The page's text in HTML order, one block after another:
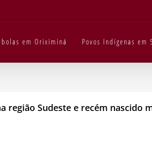
em Oriximiná Povos Indígenas em
região Sudeste e recém nascido